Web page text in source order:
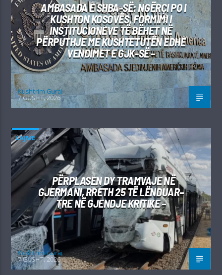
AMBASADA E SHBA-SË: NGËRÇI PO I
KUSHTON KOSOVËS, FORMIMI I
INSTITUCIONEVE TË BËHET NË
PËRPUTHJE ME KUSHTETUTËN EDHE
VENDIMET E GJK-SË –
Kushtrim Guraj
7 GUSHT, 2026
LAJME
PËRPLASEN DY TRAMVAJE NË
GJERMANI, RRETH 25 TË LËNDUAR–
TRE NË GJENDJE KRITIKE –
Kushtrim Guraj
7 GUSHT, 2026